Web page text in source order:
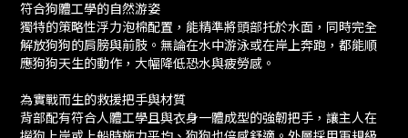
符合狗體工學的自然游姿
獨特的策略性浮力泡棉配置，能精準將頭部托於水面，同時完全
解放狗狗的肩膀與前肢。無論在水中游泳或在岸上奔跑，都能順
應狗狗天生的動作，大幅降低恐水與疲勞感。
為實戰而生的救援把手與材質
背部配有符合人體工學且與衣身一體成型的強韌把手，讓主人在